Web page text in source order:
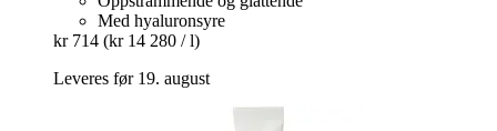
Med hyaluronsyre
kr 714 (kr 14 280 / l)
Leveres før 19. august